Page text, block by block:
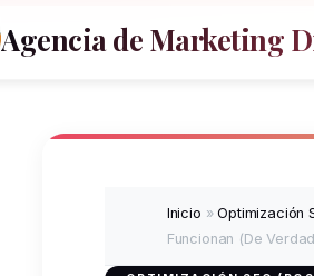
Agencia de Marketing
Inicio »Optimización
Funcionan (De